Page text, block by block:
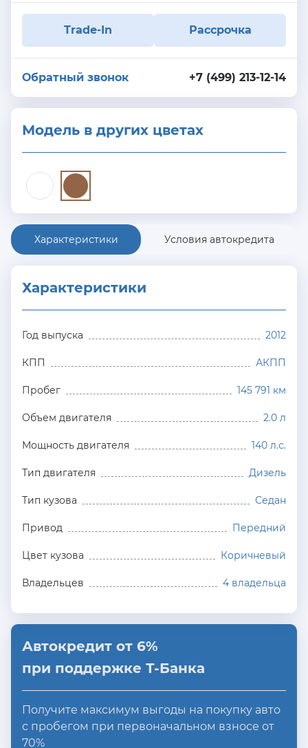
Trade-In Рассрочка
+7 (499) 213-12-14
Обратный звонок
Модель в других цветах
Характеристики Условия автокредита
Характеристики
Год выпуска 2012
КПП АКПП
Пробег 145 791 км
Объем двигателя 2.0 л
Мощность двигателя 140 л.с.
Тип двигателя Дизель
Тип кузова Седан
Привод Передний
Цвет кузова Коричневый
Владельцев 4 владельца
Автокредит от 6%
при поддержке Т-Банка
Получите максимум выгоды на покупку авто
с пробегом при первоначальном взносе от
70%